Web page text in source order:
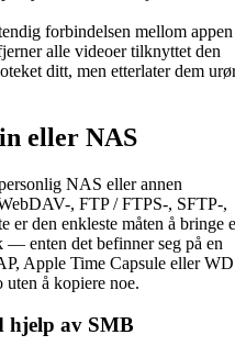
forbindelsen mellom appen
alle videoer tilknyttet den
ditt, men etterlater dem
eller NAS
NAS eller annen
, FTP / FTPS-, SFTP-,
den enkleste måten å bringe
— enten det befinner seg på en
Apple Time Capsule eller WD
å kopiere noe.
hjelp av SMB